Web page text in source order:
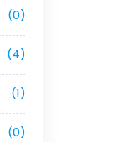
(0)
(4)
(1)
(0)